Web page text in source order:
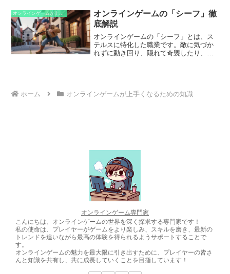
す。パッシング点はゲームによって異な
りますが、一般的には、ある程度の経験
値や装備、スキルなどが要求されます。
また、パッシング点を達成することは、
ゲーム内の進捗において重要なマイルス
トーンとされています。
オンラインゲームが上手くなるための知識
オンラインゲームの「シーフ」徹
底解説
オンラインゲームの「シーフ」とは、ス
テルスに特化した職業です。敵に気づか
れずに動き回り、隠れて奇襲したり、罠
可能です。また、味方のサポートとし
ホーム オンラインゲームが上手くなるための知識
オンラインゲーム専門家
こんにちは、オンラインゲームの世界を深く探求する専門家です！
私の使命は、プレイヤーがゲームをより楽しみ、スキルを磨き、最新の
トレンドを追いながら最高の体験を得られるようサポートすることで
す。
オンラインゲームの魅力を最大限に引き出すために、プレイヤーの皆さ
んと知識を共有し、共に成長していくことを目指しています！